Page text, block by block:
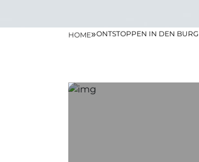
HOME»ONTSTOPPEN IN DEN BURG